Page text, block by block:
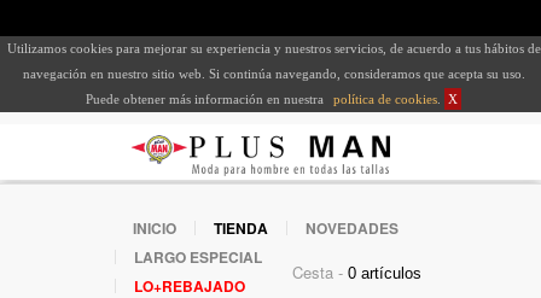
Utilizamos cookies para mejorar su experiencia y nuestros servicios, de acuerdo a tus hábitos de
navegación en nuestro sitio web. Si continúa navegando, consideramos que acepta su uso.
Puede obtener más información en nuestra
política de cookies X
INICIO TIENDA
NOVEDADES
LARGO ESPECIAL
LO+REBAJADO
Cesta -